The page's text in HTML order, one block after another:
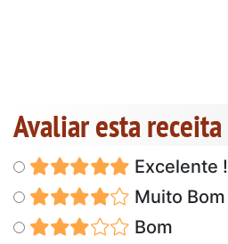
Avaliar esta receita
Excelente !
Muito Bom
Bom